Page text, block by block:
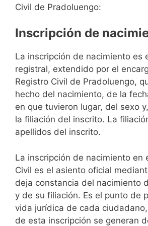
Civil de Pradoluengo:
Inscripción de
La inscripción de nacimiento es
registral, extendido por el
Registro Civil de Pradoluengo,
hecho del nacimiento, de la
en que tuvieron lugar, del sexo
la filiación del inscrito. La
apellidos del inscrito.
La inscripción de nacimiento en
Civil es el asiento oficial
deja constancia del nacimiento
y de su filiación. Es el punto de
vida jurídica de cada
de esta inscripción se generan